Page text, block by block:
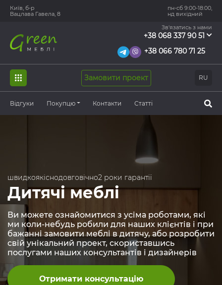
Київ, б-р
Вацлава Гавела, 8
пн-сб 9:00-18:00,
нд вихідний
Зв'язатись з нами
+38 068 337 90 51
+38 066 780 71 25
RU
Замовити проект
Відгуки Покупцю Контакти Статті
швидкоякіснодовговічно2 роки гарантії
Дитячі меблі
Ви можете ознайомитися з усіма роботами, які
ми коли-небудь робили для наших клієнтів і при
бажанні замовити меблі в дитячу, або розробити
свій унікальний проект, скориставшись
послугами наших консультантів і дизайнерів
Отримати консультацію